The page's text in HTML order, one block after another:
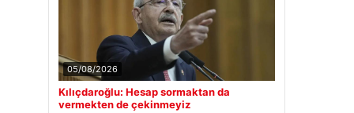
05/08/2026
Kılıçdaroğlu: Hesap sormaktan da
vermekten de çekinmeyiz